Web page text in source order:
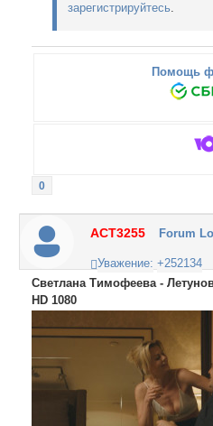
зарегистрируйтесь.
Помощь
0
ACT3255 Forum
Уважение: +252134
Светлана Тимофеева -
HD 1080